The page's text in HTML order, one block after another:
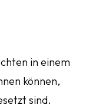
in einem
können,
sind.